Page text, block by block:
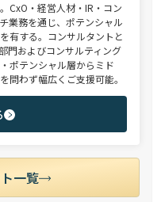
CxO・経営人材・IR・コン
業務を通じ、ポテンシャル
有する。コンサルタントと
門およびコンサルティング
ポテンシャル層からミド
問わず幅広くご支援可能。
一覧